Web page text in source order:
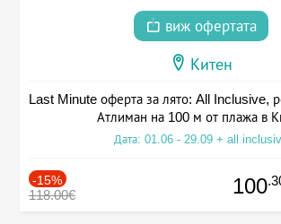
виж офертата
Китен
Last Minute оферта за лято: All Inclusive,
Атлиман на 100 м от плажа в
Дата: 01.06 - 29.09 + all
-15%
118.00€ 100